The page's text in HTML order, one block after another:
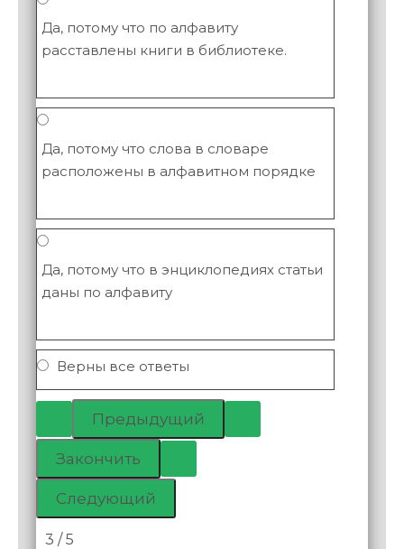
Да, потому что по алфавиту
расставлены книги в библиотеке.
Да, потому что слова в словаре
расположены в алфавитном порядке
Да, потому что в энциклопедиях статьи
даны по алфавиту
Верны все ответы
3 / 5